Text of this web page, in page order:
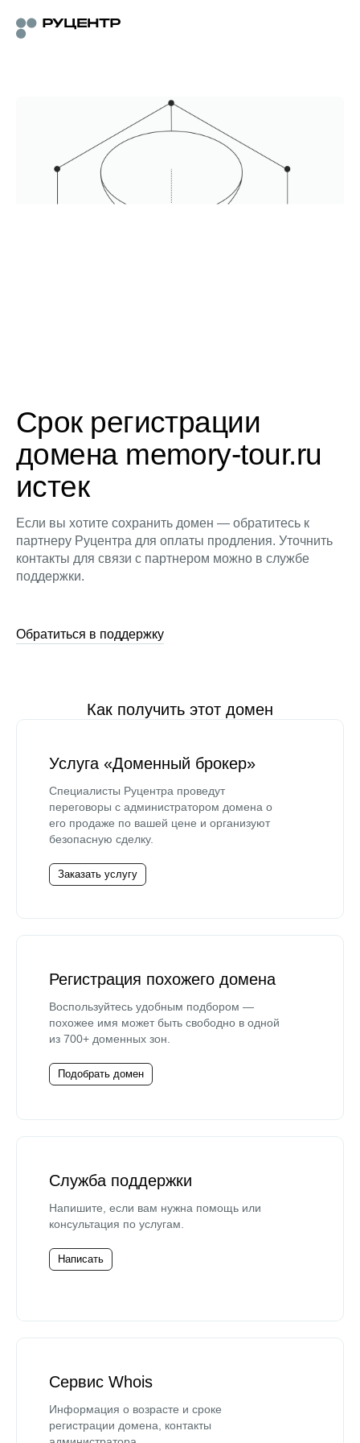
Срок регистрации
домена memory-tour.ru
истек
Если вы хотите сохранить домен — обратитесь к
партнеру Руцентра для оплаты продления. Уточнить
контакты для связи с партнером можно в службе
поддержки.
Обратиться в поддержку
Как получить этот домен
Услуга «Доменный брокер»
Специалисты Руцентра проведут
переговоры с администратором домена о
его продаже по вашей цене и организуют
безопасную сделку.
Заказать услугу
Регистрация похожего домена
Воспользуйтесь удобным подбором —
похожее имя может быть свободно в одной
из 700+ доменных зон.
Подобрать домен
Служба поддержки
Напишите, если вам нужна помощь или
консультация по услугам.
Написать
Сервис Whois
Информация о возрасте и сроке
регистрации домена, контакты